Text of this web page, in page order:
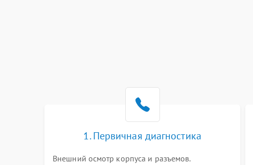
1. Первичная диагностика
Внешний осмотр корпуса и разъемов.